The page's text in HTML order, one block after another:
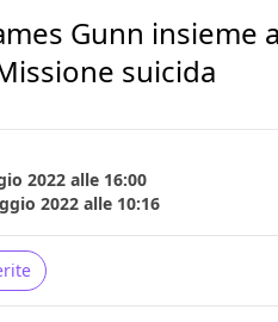
Gunn
suicida
2022 alle 16:00
2022 alle 10:16